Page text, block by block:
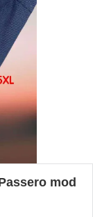
mod